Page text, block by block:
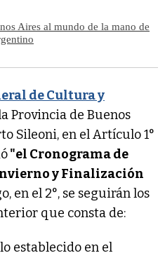
Aires al mundo de la mano de
de Cultura y
Provincia de Buenos
Sileoni, en el Artículo 1°
"el Cronograma de
y Finalización
en el 2°, se seguirán los
que consta de:
establecido en el